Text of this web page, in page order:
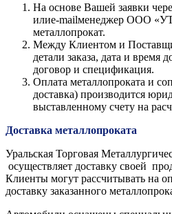
На основе Вашей заявки
илиe-mailменеджер ООО
металлопрокат.
Между Клиентом и
детали заказа, дата и время
договор и спецификация.
Оплата металлопроката и
доставка) производится
выставленному счету на
Доставка металлопроката
Уральская Торговая
осуществляет доставку своей
Клиенты могут рассчитывать на
доставку заказанного